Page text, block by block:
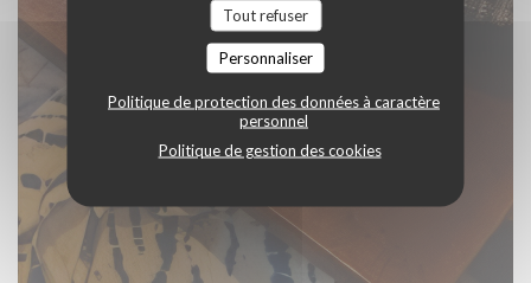
Tout refuser
Personnaliser
Politique de protection des données à caractère
personnel
Politique de gestion des cookies